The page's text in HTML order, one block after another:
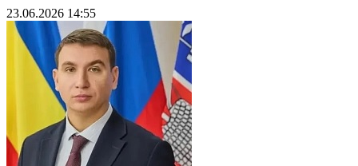
23.06.2026 14:55